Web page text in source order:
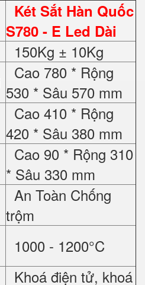
Két Sắt Hàn Quốc
S780 - E Led Dài
150Kg ± 10Kg
Cao 780 * Rộng
530 * Sâu 570 mm
Cao 410 * Rộng
420 * Sâu 380 mm
Cao 90 * Rộng 310
* Sâu 330 mm
An Toàn Chống
trộm
1000 - 1200°C
Khoá điện tử, khoá